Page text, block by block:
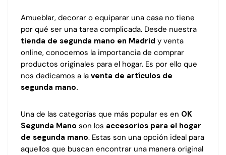
Amueblar, decorar o equiparar una casa no tiene
por qué ser una tarea complicada. Desde nuestra
tienda de segunda mano en Madrid y venta
online, conocemos la importancia de comprar
productos originales para el hogar. Es por ello que
nos dedicamos a la venta de artículos de
segunda mano.
Una de las categorías que más popular es en OK
Segunda Mano son los accesorios para el hogar
de segunda mano. Estas son una opción ideal para
aquellos que buscan encontrar una manera original